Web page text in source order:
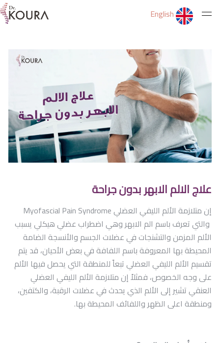
English
عن الدكتور
الخدمات
ثقف نفسك
التمارين
تواصل معنا
علاج الالم الابهر بدون جراحة
إن متلازمة الألم الليفي العضليMyofascial Pain Syndrome
والتي تعرف باسم الم الابهر وهي اضطراب عضلي هيكلي يسبب
الألم المزمن والتشنجات في عضلات الجسم والأنسجة الضامة
المحيطة بها المعروفة باسم اللفافة في بعض الأحيان، قد يتم
تقسيم الألم الليفي العضلي تبعاً للمنطقة التي يحصل فيها الألم
على وجه الخصوص، فمثلاً إن متلازمة الألم الليفي العضلي
العنقي تشير إلى الألم الذي يحدث في عضلات الرقبة، والكتفين،
ومنطقة اعلى الظهر واللفائف المحيطة بها.